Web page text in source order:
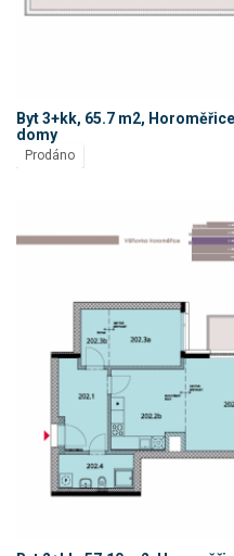
Byt 3+kk, 65.7 m2,
domy
Prodáno